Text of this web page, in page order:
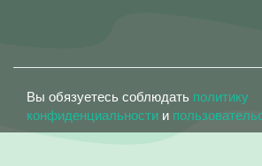
Вы обязуетесь соблюдать политику
конфиденциальности и